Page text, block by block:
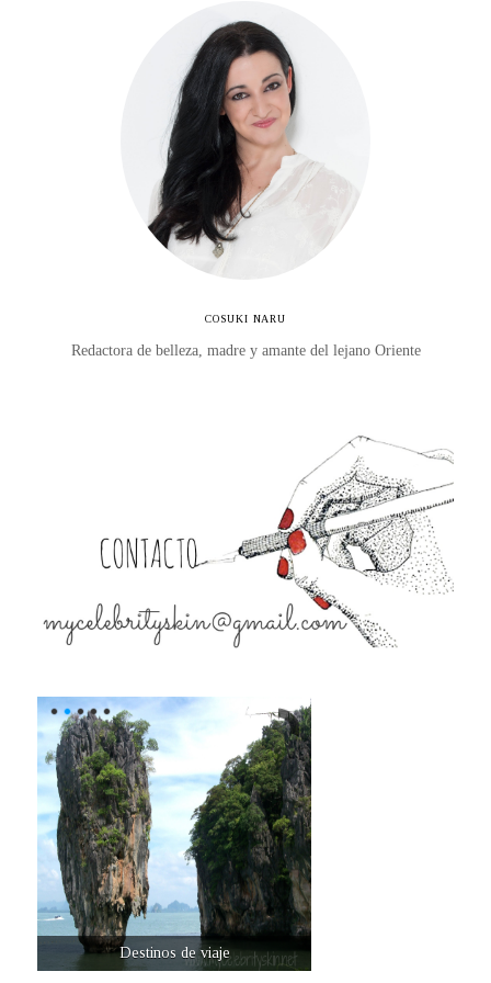
COSUKI NARU
Redactora de belleza, madre y amante del lejano Oriente
Destinos de viaje